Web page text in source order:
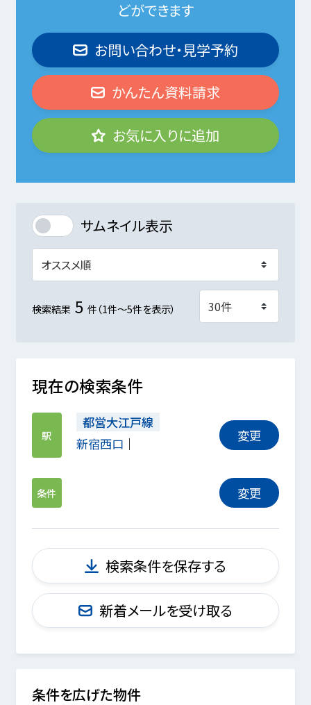
どができます
お問い合わせ・見学予約
かんたん資料請求
お気に入りに追加
サムネイル表示
検索結果 5 件（1件～5件を表示）
現在の検索条件
駅
都営大江戸線
新宿西口
変更
条件 変更
検索条件を保存する
新着メールを受け取る
条件を広げた物件